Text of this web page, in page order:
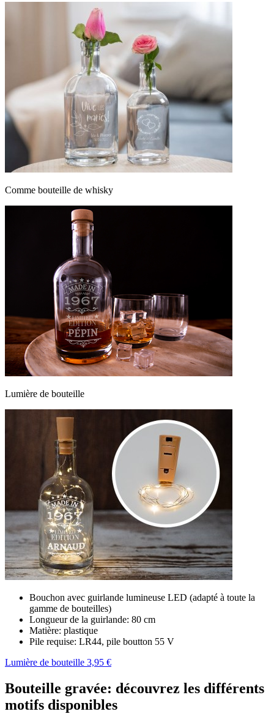
Comme bouteille de whisky
Lumière de bouteille
Bouchon avec guirlande lumineuse LED (adapté à toute la
gamme de bouteilles)
Longueur de la guirlande: 80 cm
Matière: plastique
Pile requise: LR44, pile boutton 55 V
Lumière de bouteille 3,95 €
Bouteille gravée: découvrez les différents
motifs disponibles